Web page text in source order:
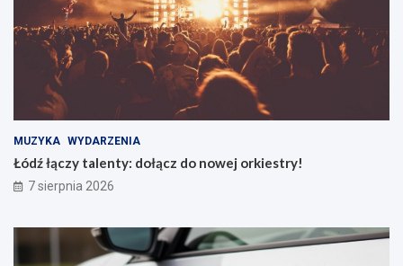
MUZYKA WYDARZENIA
Łódź łączy talenty: dołącz do nowej orkiestry!
7 sierpnia 2026